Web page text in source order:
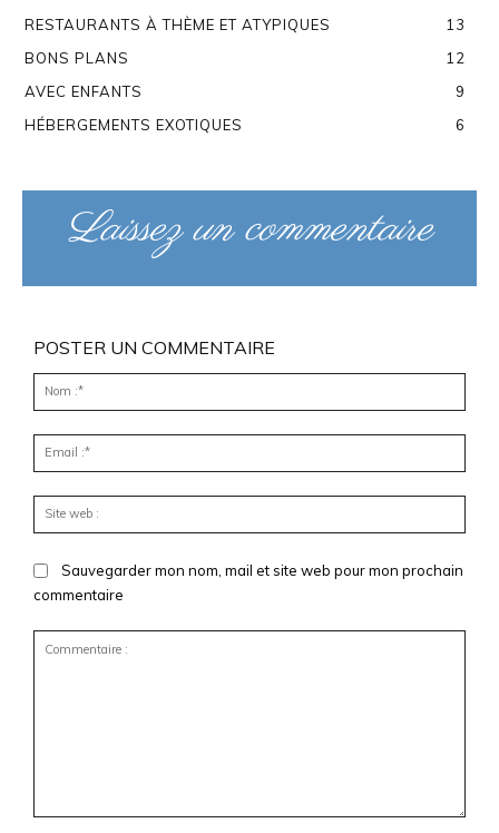
RESTAURANTS À THÈME ET ATYPIQUES
13
BONS PLANS
12
AVEC ENFANTS
9
HÉBERGEMENTS EXOTIQUES
6
Laissez un commentaire
POSTER UN COMMENTAIRE
:*
:*
web
Sauvegarder mon nom, mail et site web pour mon prochain
commentaire